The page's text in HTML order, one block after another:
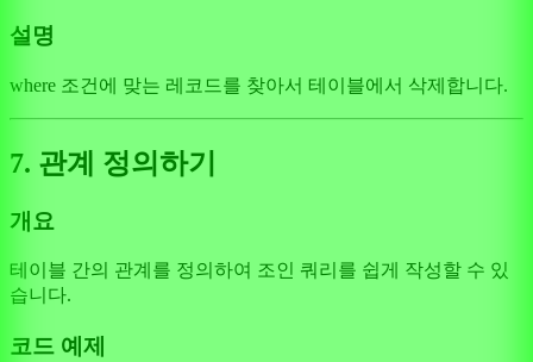
설명
where 조건에 맞는 레코드를 찾아서 테이블에서 삭제합니다.
7. 관계 정의하기
개요
테이블 간의 관계를 정의하여 조인 쿼리를 쉽게 작성할 수 있
습니다.
코드 예제